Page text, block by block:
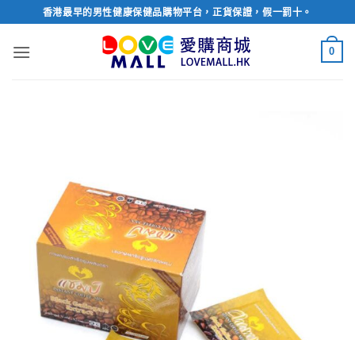
to
content
香港最早的男性健康保健品購物平台，正貨保證，假一罰十。
0